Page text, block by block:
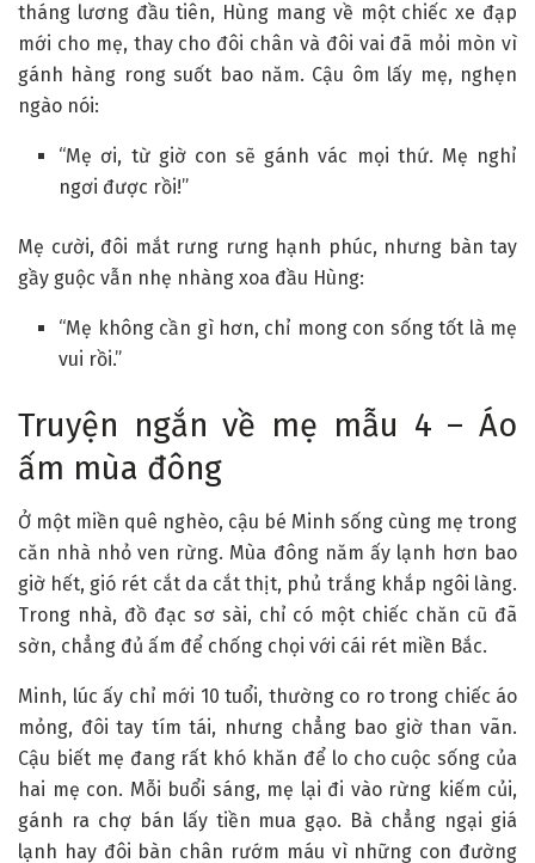
tháng lương đầu tiên, Hùng mang về một chiếc xe đạp
mới cho mẹ, thay cho đôi chân và đôi vai đã mỏi mòn vì
gánh hàng rong suốt bao năm. Cậu ôm lấy mẹ, nghẹn
ngào nói:
“Mẹ ơi, từ giờ con sẽ gánh vác mọi thứ. Mẹ nghỉ
ngơi được rồi!”
Mẹ cười, đôi mắt rưng rưng hạnh phúc, nhưng bàn tay
gầy guộc vẫn nhẹ nhàng xoa đầu Hùng:
“Mẹ không cần gì hơn, chỉ mong con sống tốt là mẹ
vui rồi.”
Truyện ngắn về mẹ mẫu 4 – Áo
ấm mùa đông
Ở một miền quê nghèo, cậu bé Minh sống cùng mẹ trong
căn nhà nhỏ ven rừng. Mùa đông năm ấy lạnh hơn bao
giờ hết, gió rét cắt da cắt thịt, phủ trắng khắp ngôi làng.
Trong nhà, đồ đạc sơ sài, chỉ có một chiếc chăn cũ đã
sờn, chẳng đủ ấm để chống chọi với cái rét miền Bắc.
Minh, lúc ấy chỉ mới 10 tuổi, thường co ro trong chiếc áo
mỏng, đôi tay tím tái, nhưng chẳng bao giờ than vãn.
Cậu biết mẹ đang rất khó khăn để lo cho cuộc sống của
hai mẹ con. Mỗi buổi sáng, mẹ lại đi vào rừng kiếm củi,
gánh ra chợ bán lấy tiền mua gạo. Bà chẳng ngại giá
lạnh hay đôi bàn chân rướm máu vì những con đường